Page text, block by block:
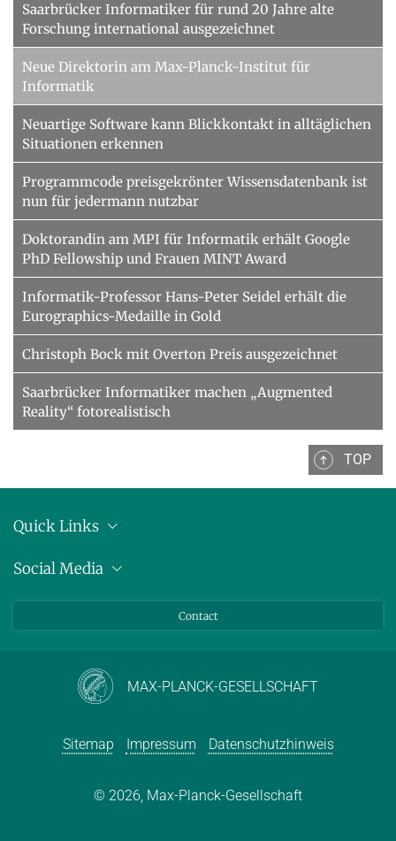
Saarbrücker Informatiker für rund 20 Jahre alte
Forschung international ausgezeichnet
Neue Direktorin am Max-Planck-Institut für
Informatik
Neuartige Software kann Blickkontakt in alltäglichen
Situationen erkennen
Programmcode preisgekrönter Wissensdatenbank ist
nun für jedermann nutzbar
Doktorandin am MPI für Informatik erhält Google
PhD Fellowship und Frauen MINT Award
Informatik-Professor Hans-Peter Seidel erhält die
Eurographics-Medaille in Gold
Christoph Bock mit Overton Preis ausgezeichnet
Saarbrücker Informatiker machen „Augmented
Reality“ fotorealistisch
TOP
Quick Links
Pressemitteilungen
Social Media
Contact
MAX-PLANCK-GESELLSCHAFT
Sitemap Impressum Datenschutzhinweis
© 2026, Max-Planck-Gesellschaft